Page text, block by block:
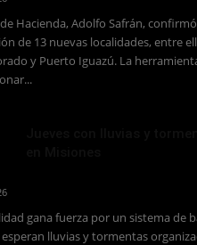
Hacienda, Adolfo Safrán,
de 13 nuevas localidades, entre
y Puerto Iguazú. La
gana fuerza por un sistema de
esperan lluvias y tormentas